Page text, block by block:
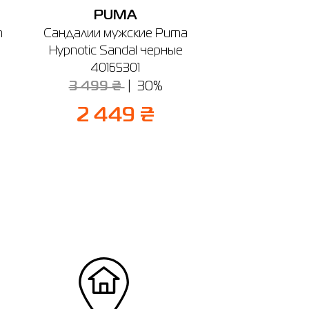
PUMA
Сандалии мужские Puma
Hypnotic Sandal черные
40165301
3 499 ₴ 30%
2 449 ₴